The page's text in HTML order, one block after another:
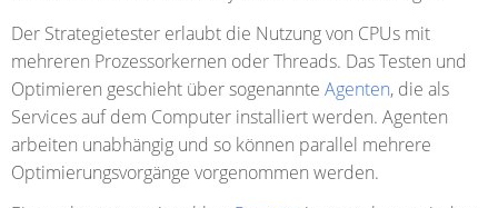
Der Strategietester erlaubt die Nutzung von CPUs mit
mehreren Prozessorkernen oder Threads. Das Testen und
Optimieren geschieht über sogenannte Agenten, die als
Services auf dem Computer installiert werden. Agenten
arbeiten unabhängig und so können parallel mehrere
Optimierungsvorgänge vorgenommen werden.